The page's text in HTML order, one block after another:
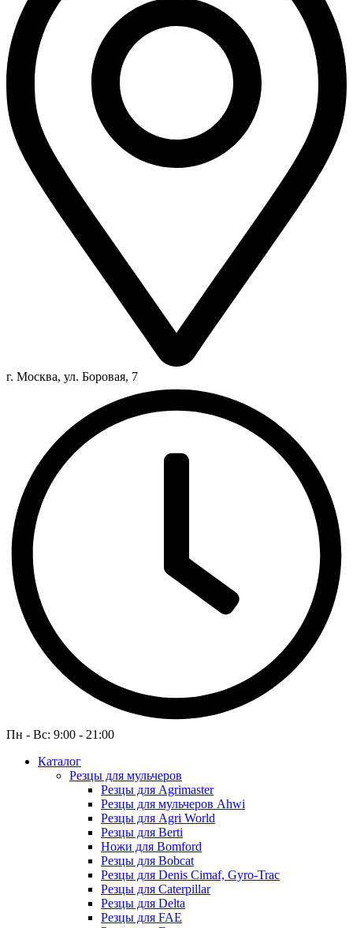
г. Москва, ул. Боровая, 7
Пн - Вс: 9:00 - 21:00
Каталог
Резцы для мульчеров
Резцы для Agrimaster
Резцы для мульчеров Ahwi
Резцы для Agri World
Резцы для Berti
Ножи для Bomford
Резцы для Bobcat
Резцы для Denis Cimaf, Gyro-Trac
Резцы для Caterpillar
Резцы для Delta
Резцы для FAE